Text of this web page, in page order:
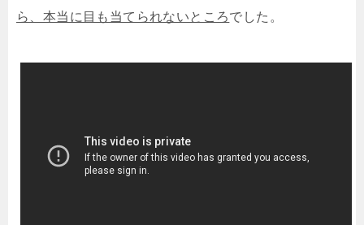
ら、本当に目も当てられないところでした。